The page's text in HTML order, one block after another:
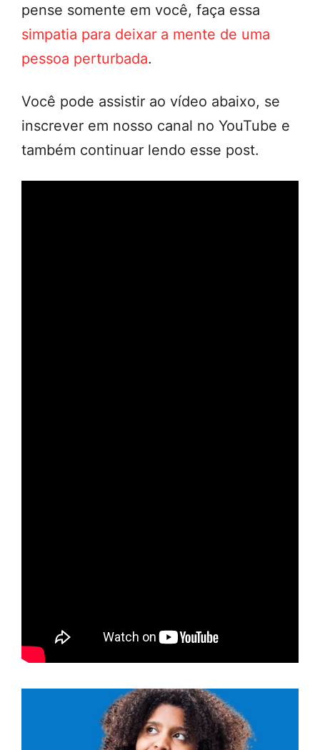
pense somente em você, faça essa
simpatia para deixar a mente de uma
pessoa perturbada.
Você pode assistir ao vídeo abaixo, se
inscrever em nosso canal no YouTube e
também continuar lendo esse post.